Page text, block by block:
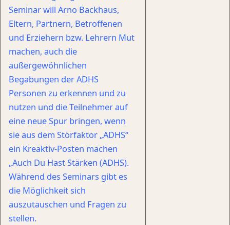
Seminar will Arno Backhaus,
Eltern, Partnern, Betroffenen
und Erziehern bzw. Lehrern Mut
machen, auch die
außergewöhnlichen
Begabungen der ADHS
Personen zu erkennen und zu
nutzen und die Teilnehmer auf
eine neue Spur bringen, wenn
sie aus dem Störfaktor „ADHS“
ein Kreaktiv-Posten machen
„Auch Du Hast Stärken (ADHS).
Während des Seminars gibt es
die Möglichkeit sich
auszutauschen und Fragen zu
stellen.